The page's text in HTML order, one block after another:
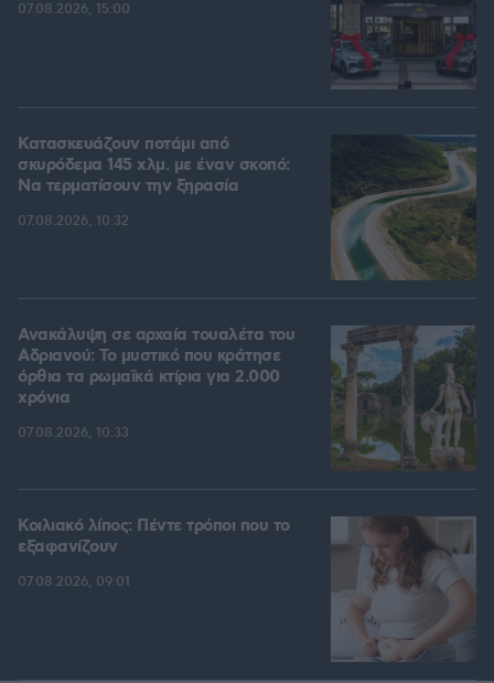
07.08.2026, 15:00
Κατασκευάζουν ποτάμι από
σκυρόδεμα 145 χλμ. με έναν σκοπό:
Να τερματίσουν την ξηρασία
07.08.2026, 10:32
Ανακάλυψη σε αρχαία τουαλέτα του
Αδριανού: Το μυστικό που κράτησε
όρθια τα ρωμαϊκά κτίρια για 2.000
χρόνια
07.08.2026, 10:33
Κοιλιακό λίπος: Πέντε τρόποι που το
εξαφανίζουν
07.08.2026, 09:01